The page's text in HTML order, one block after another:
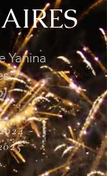
Yanina
-